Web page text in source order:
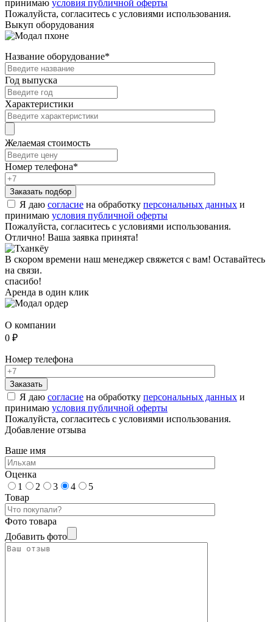
принимаю условия публичной оферты
Пожалуйста, согласитесь с условиями использования.
Выкуп оборудования
Название оборудование*
Год выпуска
Характеристики
Желаемая стоимость
Номер телефона*
Я даю согласие на обработку персональных данных и
принимаю условия публичной оферты
Пожалуйста, согласитесь с условиями использования.
Отлично! Ваша заявка принята!
В скором времени наш менеджер свяжется с вам! Оставайтесь
на связи.
спасибо!
Аренда в один клик
О компании
0 ₽
Номер телефона
Я даю согласие на обработку персональных данных и
принимаю условия публичной оферты
Пожалуйста, согласитесь с условиями использования.
Добавление отзыва
Ваше имя
Оценка
1
2 3 4
5
Товар
Фото товара
Добавить фото